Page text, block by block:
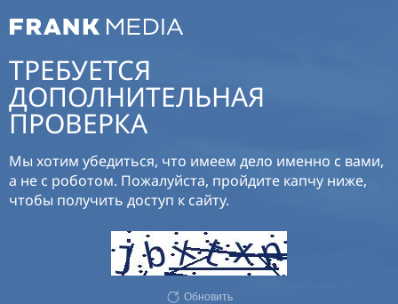
ТРЕБУЕТСЯ
ДОПОЛНИТЕЛЬНАЯ
ПРОВЕРКА
Мы хотим убедиться, что имеем дело именно с вами,
а не с роботом. Пожалуйста, пройдите капчу ниже,
чтобы получить доступ к сайту.
Обновить